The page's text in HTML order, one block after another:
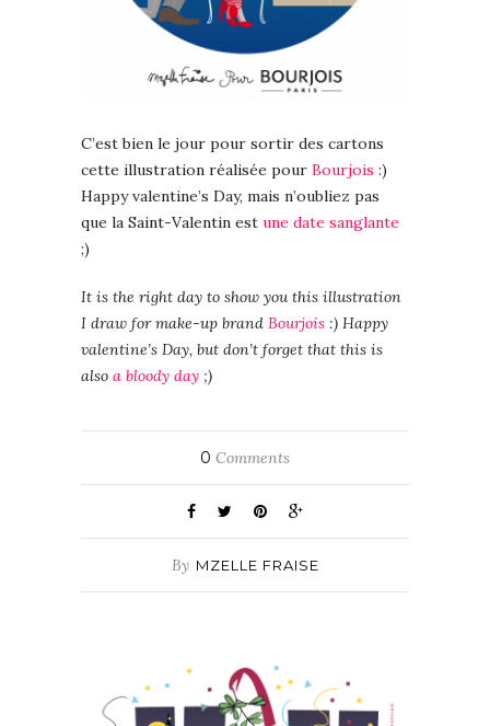
C’est bien le jour pour sortir des cartons
cette illustration réalisée pour Bourjois :)
Happy valentine’s Day, mais n’oubliez pas
que la Saint-Valentin est une date sanglante
;)
It is the right day to show you this illustration
I draw for make-up brand Bourjois :) Happy
valentine’s Day, but don’t forget that this is
also a bloody day ;)
0 Comments
By MZELLE FRAISE